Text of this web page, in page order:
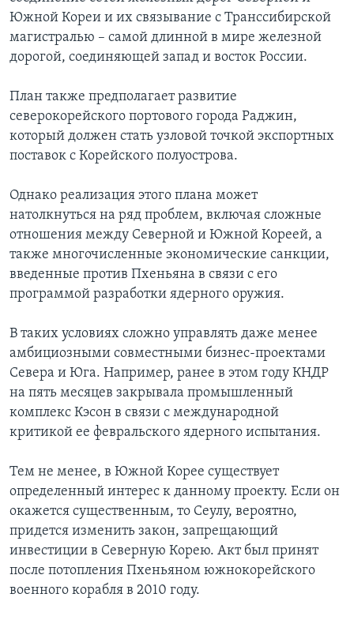
Южной Кореи и их связывание с Транссибирской
магистралью – самой длинной в мире железной
дорогой, соединяющей запад и восток России.
План также предполагает развитие
северокорейского портового города Раджин,
который должен стать узловой точкой экспортных
поставок с Корейского полуострова.
Однако реализация этого плана может
натолкнуться на ряд проблем, включая сложные
отношения между Северной и Южной Кореей, а
также многочисленные экономические санкции,
введенные против Пхеньяна в связи с его
программой разработки ядерного оружия.
В таких условиях сложно управлять даже менее
амбициозными совместными бизнес-проектами
Севера и Юга. Например, ранее в этом году КНДР
на пять месяцев закрывала промышленный
комплекс Кэсон в связи с международной
критикой ее февральского ядерного испытания.
Тем не менее, в Южной Корее существует
определенный интерес к данному проекту. Если он
окажется существенным, то Сеулу, вероятно,
придется изменить закон, запрещающий
инвестиции в Северную Корею. Акт был принят
после потопления Пхеньяном южнокорейского
военного корабля в 2010 году.